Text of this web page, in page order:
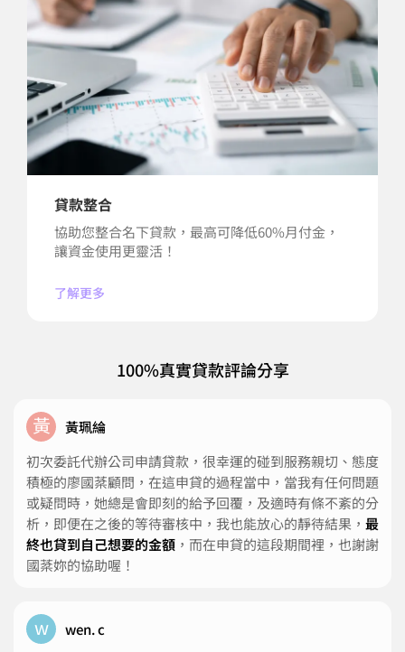
貸款整合
協助您整合名下貸款，最高可降低60%月付金，
讓資金使用更靈活！
了解更多
100%真實貸款評論分享
黃
黃珮綸
初次委託代辦公司申請貸款，很幸運的碰到服務親切、態度
積極的廖國棻顧問，在這申貸的過程當中，當我有任何問題
或疑問時，她總是會即刻的給予回覆，及適時有條不紊的分
析，即便在之後的等待審核中，我也能放心的靜待結果， 最
終也貸到自己想要的金額 ，而在申貸的這段期間裡，也謝謝
國棻妳的協助喔！
w
wen. c